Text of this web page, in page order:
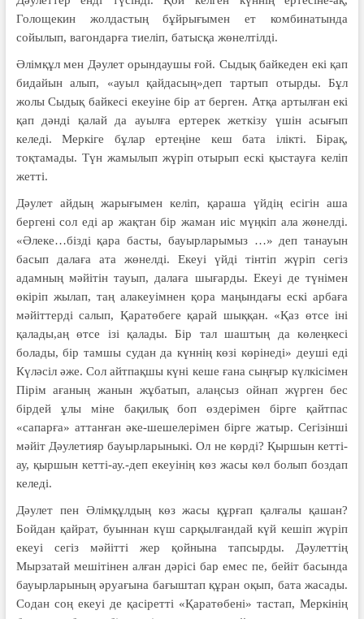
Голощекин жолдастың бұйрығымен ет комбинатында
сойылып, вагондарға тиеліп, батысқа жөнелтілді.
Әлімқұл мен Дәулет орындаушы ғой. Сыдық байкеден екі қап
бидайын алып, «ауыл қайдасың»деп тартып отырды. Бұл
жолы Сыдық байкесі екеуіне бір ат берген. Атқа артылған екі
қап дәнді қалай да ауылға ертерек жеткізу үшін асығып
келеді. Меркіге бұлар ертеңіне кеш бата ілікті. Бірақ,
тоқтамады. Түн жамылып жүріп отырып ескі қыстауға келіп
жетті.
Дәулет айдың жарығымен келіп, қараша үйдің есігін аша
бергені сол еді ар жақтан бір жаман иіс мүңкіп ала жөнелді.
«Әлеке…бізді қара басты, бауырларымыз …» деп танауын
басып далаға ата жөнелді. Екеуі үйді тінтіп жүріп сегіз
адамның мәйітін тауып, далаға шығарды. Екеуі де түнімен
өкіріп жылап, таң алакеуімнен қора маңындағы ескі арбаға
мәйіттерді салып, Қаратөбеге қарай шыққан. «Қаз өтсе іні
қалады,аң өтсе ізі қалады. Бір тал шаштың да көлеңкесі
болады, бір тамшы судан да күннің көзі көрінеді» деуші еді
Күләсіл әже. Сол айтпақшы күні кеше ғана сыңғыр күлкісімен
Пірім ағаның жанын жұбатып, алаңсыз ойнап жүрген бес
бірдей ұлы міне бақилық боп өздерімен бірге қайтпас
«сапарға» аттанған әке-шешелерімен бірге жатыр. Сегізінші
мәйіт Дәулетияр бауырларыныкі. Ол не көрді? Қыршын кетті-
ау, қыршын кетті-ау.-деп екеуінің көз жасы көл болып боздап
келеді.
Дәулет пен Әлімқұлдың көз жасы құрғап қалғалы қашан?
Бойдан қайрат, буыннан күш сарқылғандай күй кешіп жүріп
екеуі сегіз мәйітті жер қойнына тапсырды. Дәулеттің
Мырзатай мешітінен алған дәрісі бар емес пе, бейіт басында
бауырларының әруағына бағыштап құран оқып, бата жасады.
Содан соң екеуі де қасіретті «Қаратөбені» тастап, Меркінің